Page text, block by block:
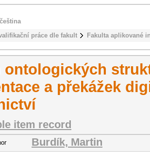
práce dle fakult Fakulta aplikované
čeština
ontologických
a překážek
item record
Burdík, Martin